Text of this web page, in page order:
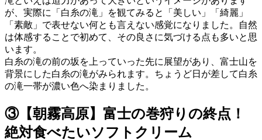
が、実際に「白糸の滝」を観てみると「美しい」「綺麗」
「素敵」で表せない何とも言えない感覚になりました。自然
は体感することで初めて、その良さに気づける点も多いと思
います。
白糸の滝の前の坂を上っていった先に展望があり、富士山を
背景にした白糸の滝がみられます。ちょうど日が差して白糸
の滝一帯が濃い色へ染まりました。
③【朝霧高原】富士の巻狩りの終点！
絶対食べたいソフトクリーム